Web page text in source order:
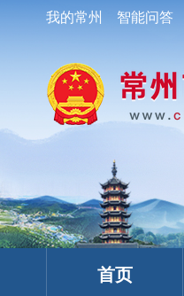
我的常州 智能问答
首页